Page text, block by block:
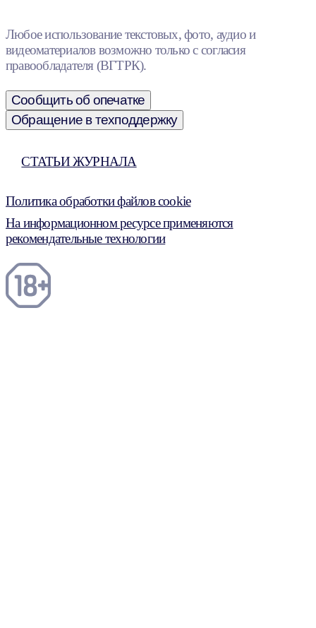
Любое использование текстовых, фото, аудио и
видеоматериалов возможно только с согласия
правообладателя (ВГТРК).
Сообщить об опечатке
Обращение в техподдержку
СТАТЬИ ЖУРНАЛА
Политика обработки файлов cookie
На информационном ресурсе применяются
рекомендательные технологии